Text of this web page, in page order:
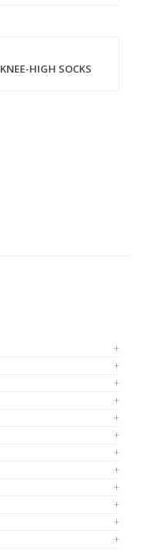
KNEE-HIGH SOCKS